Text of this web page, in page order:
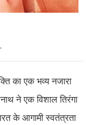
का एक भव्य नजारा
ने एक विशाल तिरंगा
के आगामी स्वतंत्रता